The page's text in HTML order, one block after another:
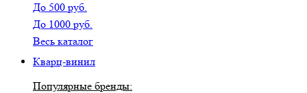
До 500 руб.
До 1000 руб.
Весь каталог
Кварц-винил
Популярные бренды: